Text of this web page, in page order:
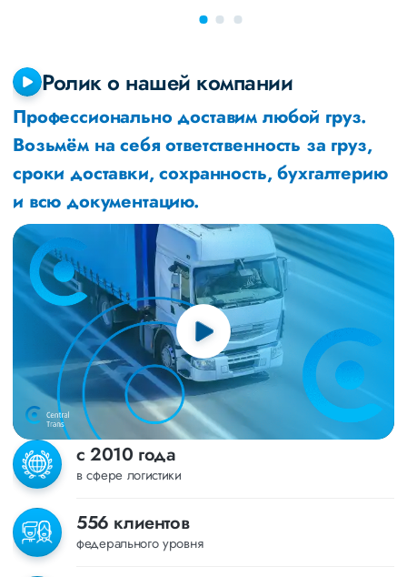
Ролик о нашей компании
Профессионально доставим любой груз.
Возьмём на себя ответственность за груз,
сроки доставки, сохранность, бухгалтерию
и всю документацию.
с 2010 года
в сфере логистики
556 клиентов
федерального уровня